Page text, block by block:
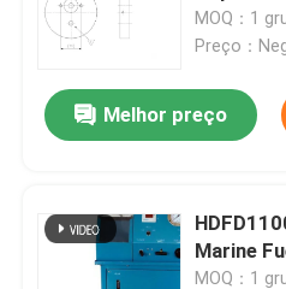
do motor
Mec Mk
MOQ：1
Preço：
Melhor preço
Marine
MOQ：1